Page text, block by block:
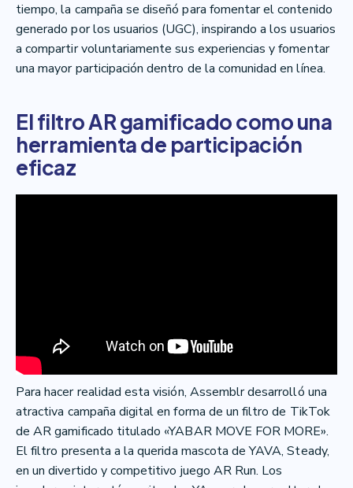
tiempo, la campaña se diseñó para fomentar el contenido
generado por los usuarios (UGC), inspirando a los usuarios
a compartir voluntariamente sus experiencias y fomentar
una mayor participación dentro de la comunidad en línea.
El filtro AR gamificado como una
herramienta de participación
eficaz
Para hacer realidad esta visión, Assemblr desarrolló una
atractiva campaña digital en forma de un filtro de TikTok
de AR gamificado titulado «YABAR MOVE FOR MORE».
El filtro presenta a la querida mascota de YAVA, Steady,
en un divertido y competitivo juego AR Run. Los